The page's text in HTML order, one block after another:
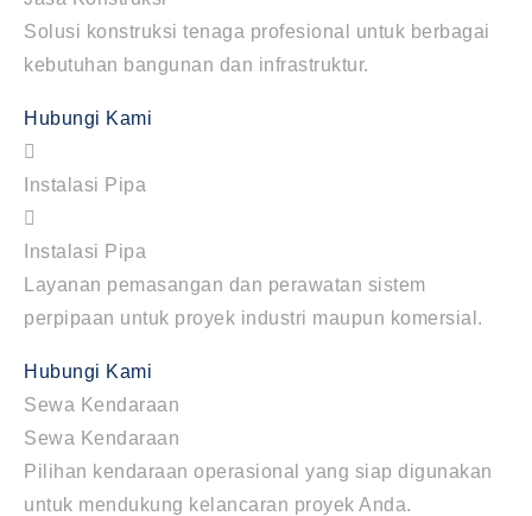
Solusi konstruksi tenaga profesional untuk berbagai
kebutuhan bangunan dan infrastruktur.
Hubungi Kami
Instalasi Pipa
Instalasi Pipa
Layanan pemasangan dan perawatan sistem
perpipaan untuk proyek industri maupun komersial.
Hubungi Kami
Sewa Kendaraan
Sewa Kendaraan
Pilihan kendaraan operasional yang siap digunakan
untuk mendukung kelancaran proyek Anda.